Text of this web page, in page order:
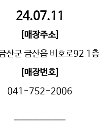
24.07.11
[매장주소]
산군 금산읍 비호로92 1층
[매장번호]
041-752-2006
────────